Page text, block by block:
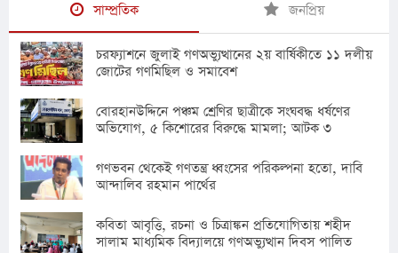
সাম্প্রতিক জনপ্রিয়
চরফ্যাশনে জুলাই গণঅভ্যুত্থানের ২য় বার্ষিকীতে ১১ দলীয়
জোটের গণমিছিল ও সমাবেশ
বোরহানউদ্দিনে পঞ্চম শ্রেণির ছাত্রীকে সংঘবদ্ধ ধর্ষণের
অভিযোগ, ৫ কিশোরের বিরুদ্ধে মামলা; আটক ৩
গণভবন থেকেই গণতন্ত্র ধ্বংসের পরিকল্পনা হতো, দাবি
আন্দালিব রহমান পার্থের
কবিতা আবৃত্তি, রচনা ও চিত্রাঙ্কন প্রতিযোগিতায় শহীদ
সালাম মাধ্যমিক বিদ্যালয়ে গণঅভ্যুত্থান দিবস পালিত